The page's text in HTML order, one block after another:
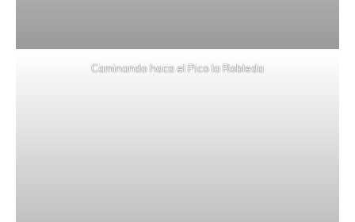
Caminando haca el Pico la Robleda